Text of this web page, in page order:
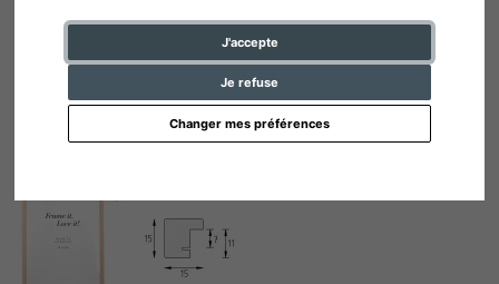
J'accepte
Je refuse
Changer mes préférences